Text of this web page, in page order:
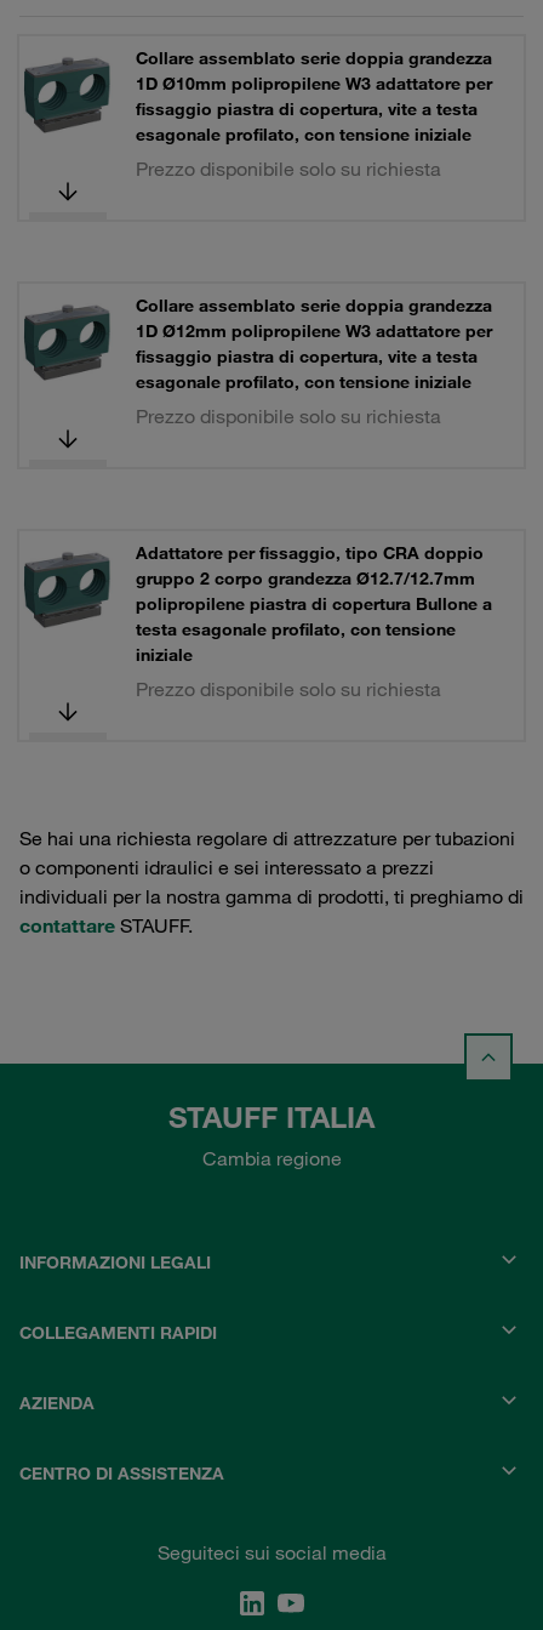
Collare assemblato serie doppia grandezza
1D Ø10mm polipropilene W3 adattatore per
fissaggio piastra di copertura, vite a testa
esagonale profilato, con tensione iniziale
Prezzo disponibile solo su richiesta
Collare assemblato serie doppia grandezza
1D Ø12mm polipropilene W3 adattatore per
fissaggio piastra di copertura, vite a testa
esagonale profilato, con tensione iniziale
Prezzo disponibile solo su richiesta
Adattatore per fissaggio, tipo CRA doppio
gruppo 2 corpo grandezza Ø12.7/12.7mm
polipropilene piastra di copertura Bullone a
testa esagonale profilato, con tensione
iniziale
Prezzo disponibile solo su richiesta
Se hai una richiesta regolare di attrezzature per tubazioni
o componenti idraulici e sei interessato a prezzi
individuali per la nostra gamma di prodotti, ti preghiamo di
contattare STAUFF.
STAUFF ITALIA
Cambia regione
INFORMAZIONI LEGALI
COLLEGAMENTI RAPIDI
AZIENDA
CENTRO DI ASSISTENZA
Seguiteci sui social media